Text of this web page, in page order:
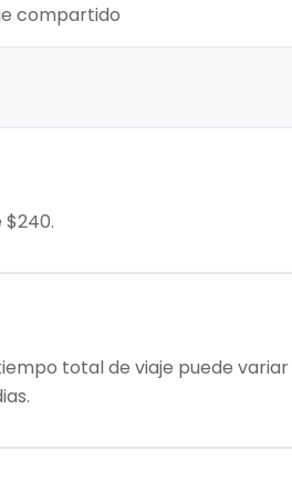
compartido
total de viaje puede variar